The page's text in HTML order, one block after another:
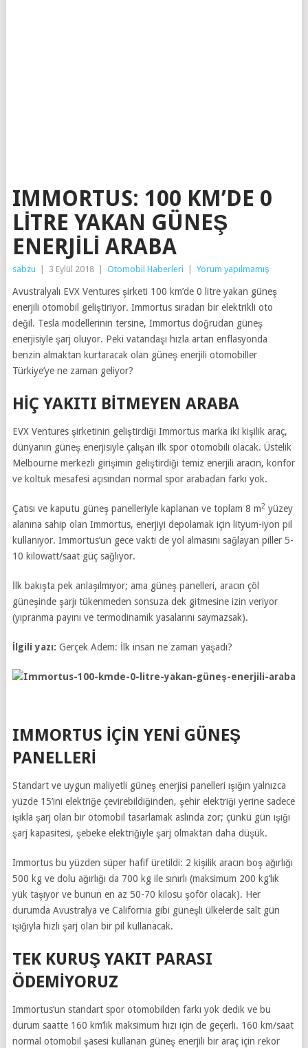
IMMORTUS: 100 KM’DE 0
LİTRE YAKAN GÜNEŞ
ENERJİLİ ARABA
sabzu 3 Eylül 2018 Otomobil Haberleri Yorum yapılmamış
Avustralyalı EVX Ventures şirketi 100 km’de 0 litre yakan güneş
enerjili otomobil geliştiriyor. Immortus sıradan bir elektrikli oto
değil. Tesla modellerinin tersine, Immortus doğrudan güneş
enerjisiyle şarj oluyor. Peki vatandaşı hızla artan enflasyonda
benzin almaktan kurtaracak olan güneş enerjili otomobiller
Türkiye’ye ne zaman geliyor?
HİÇ YAKITI BİTMEYEN ARABA
EVX Ventures şirketinin geliştirdiği Immortus marka iki kişilik araç,
dünyanın güneş enerjisiyle çalışan ilk spor otomobili olacak. Üstelik
Melbourne merkezli girişimin geliştirdiği temiz enerjili aracın, konfor
ve koltuk mesafesi açısından normal spor arabadan farkı yok.
Çatısı ve kaputu güneş panelleriyle kaplanan ve toplam 8 m2yüzey
alanına sahip olan Immortus, enerjiyi depolamak için lityum-iyon pil
kullanıyor. Immortus’un gece vakti de yol almasını sağlayan piller 5-
10 kilowatt/saat güç sağlıyor.
İlk bakışta pek anlaşılmıyor; ama güneş panelleri, aracın çöl
güneşinde şarjı tükenmeden sonsuza dek gitmesine izin veriyor
(yıpranma payını ve termodinamik yasalarını saymazsak).
İlgili yazı: Gerçek Adem: İlk insan ne zaman yaşadı?
IMMORTUS İÇİN YENİ GÜNEŞ
PANELLERİ
Standart ve uygun maliyetli güneş enerjisi panelleri ışığın yalnızca
yüzde 15’ini elektriğe çevirebildiğinden, şehir elektriği yerine sadece
ışıkla şarj olan bir otomobil tasarlamak aslında zor; çünkü gün ışığı
şarj kapasitesi, şebeke elektriğiyle şarj olmaktan daha düşük.
Immortus bu yüzden süper hafif üretildi: 2 kişilik aracın boş ağırlığı
500 kg ve dolu ağırlığı da 700 kg ile sınırlı (maksimum 200 kg’lık
yük taşıyor ve bunun en az 50-70 kilosu şoför olacak). Her
durumda Avustralya ve California gibi güneşli ülkelerde salt gün
ışığıyla hızlı şarj olan bir pil kullanacak.
TEK KURUŞ YAKIT PARASI
ÖDEMİYORUZ
Immortus’un standart spor otomobilden farkı yok dedik ve bu
durum saatte 160 km’lik maksimum hızı için de geçerli. 160 km/saat
normal otomobil şasesi kullanan güneş enerjili bir araç için rekor